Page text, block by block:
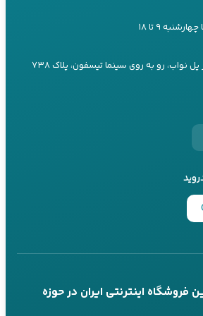
۹ تا ۱۸
نواب، رو به روی سینما تیسفون، پلاک ۷۳۸
فروشگاه اینترنتی ایران در حوزه
بله
کانال تلگرام
@parinsanat